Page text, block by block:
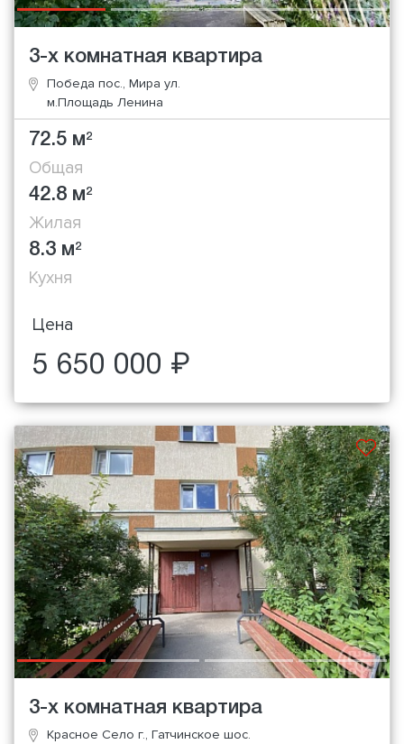
3-х комнатная квартира
Победа пос., Мира ул.
м.Площадь Ленина
72.5 м2
Общая
42.8 м2
Жилая
8.3 м2
Кухня
Цена
5 650 000 ₽
3-х комнатная квартира
Красное Село г., Гатчинское шос.